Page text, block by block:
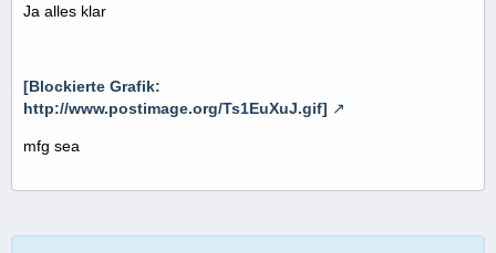
Ja alles klar
[Blockierte Grafik:
http://www.postimage.org/Ts1EuXuJ.gif]
mfg sea